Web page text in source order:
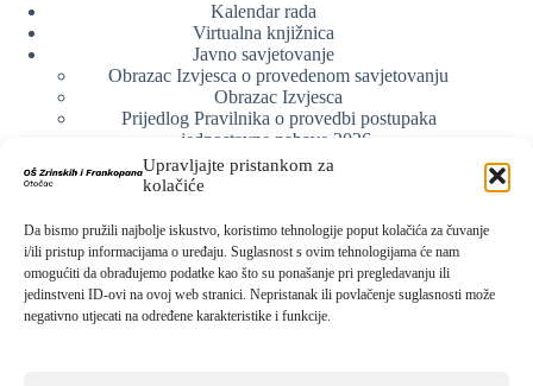
Upravljajte pristankom za
kolačiće
Da bismo pružili najbolje iskustvo, koristimo tehnologije poput kolačića za čuvanje
i/ili pristup informacijama o uređaju. Suglasnost s ovim tehnologijama će nam
omogućiti da obrađujemo podatke kao što su ponašanje pri pregledavanju ili
jedinstveni ID-ovi na ovoj web stranici. Nepristanak ili povlačenje suglasnosti može
negativno utjecati na određene karakteristike i funkcije.
Kalendar rada
Virtualna knjižnica
Javno savjetovanje
Obrazac Izvjesca o provedenom savjetovanju
Obrazac Izvjesca
Prijedlog Pravilnika o provedbi postupaka
jednostavne nabave 2026.
Obrazlozenje uz prijedlog Pravilnika o provedbi
postupka jednostavne nabave
Web arhiva
Politika o zaštiti privatnosti